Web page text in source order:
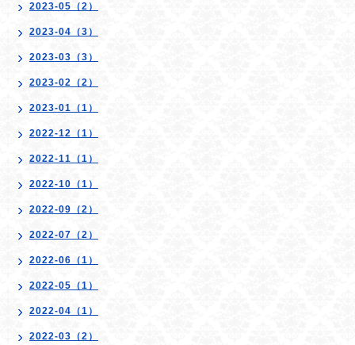
2023-05（2）
2023-04（3）
2023-03（3）
2023-02（2）
2023-01（1）
2022-12（1）
2022-11（1）
2022-10（1）
2022-09（2）
2022-07（2）
2022-06（1）
2022-05（1）
2022-04（1）
2022-03（2）